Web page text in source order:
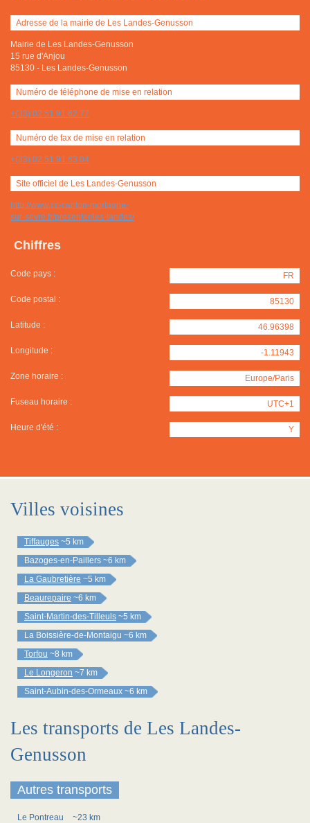
Adresse de la mairie de Les Landes-Genusson
Mairie de Les Landes-Genusson
15 rue d'Anjou
85130 - Les Landes-Genusson
Numéro de téléphone de mise en relation
+(33) 02 51 91 62 77
Numéro de fax de mise en relation
+(33) 02 51 91 63 04
Site officiel de Les Landes-Genusson
http://www.cc-canton-mortagne-
sur-sevre.fr/presenter/les-landes/
Chiffres
Code pays : FR
Code postal : 85130
Latitude : 46.96398
Longitude : -1.11943
Zone horaire : Europe/Paris
Fuseau horaire : UTC+1
Heure d'été : Y
Villes voisines
Tiffauges ~5 km
Bazoges-en-Paillers ~6 km
La Gaubretière ~5 km
Beaurepaire ~6 km
Saint-Martin-des-Tilleuls ~5 km
La Boissière-de-Montaigu ~6 km
Torfou ~8 km
Le Longeron ~7 km
Saint-Aubin-des-Ormeaux ~6 km
Les transports de Les Landes-
Genusson
Autres transports
Le Pontreau
~23 km